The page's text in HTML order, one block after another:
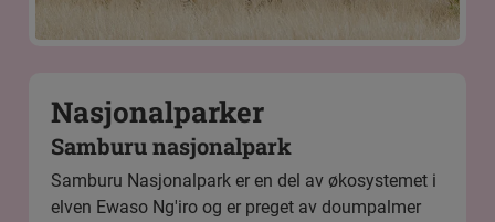
Nasjonalparker
Samburu nasjonalpark
Samburu Nasjonalpark er en del av økosystemet i
elven Ewaso Ng'iro og er preget av doumpalmer